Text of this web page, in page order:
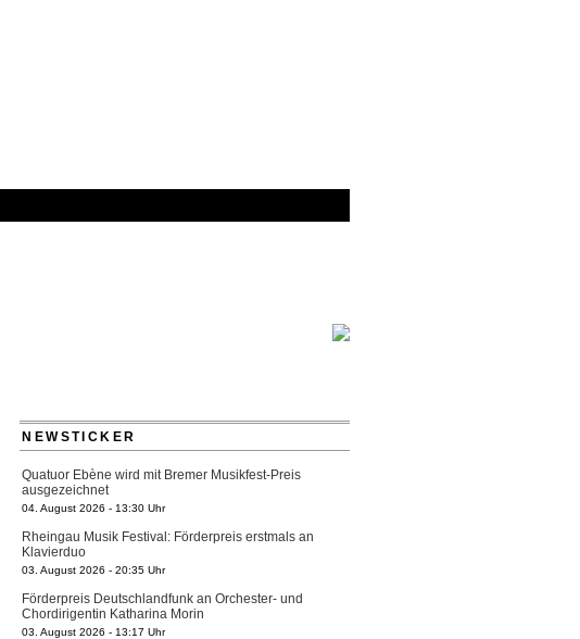
NEWSTICKER
Quatuor Ebène wird mit Bremer Musikfest-Preis
ausgezeichnet
04. August 2026 - 13:30 Uhr
Rheingau Musik Festival: Förderpreis erstmals an
Klavierduo
03. August 2026 - 20:35 Uhr
Förderpreis Deutschlandfunk an Orchester- und
Chordirigentin Katharina Morin
03. August 2026 - 13:17 Uhr